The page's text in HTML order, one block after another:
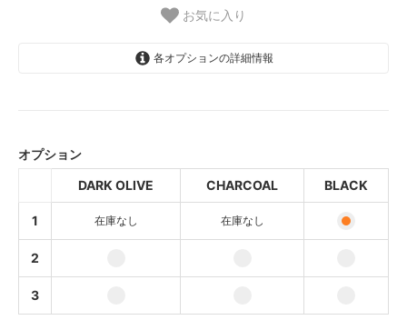
お気に入り
各オプションの詳細情報
SOLD OUT
BLACK
オプション
DARK OLIVE
CHARCOAL BLACK
1 在庫なし 在庫なし
2
3